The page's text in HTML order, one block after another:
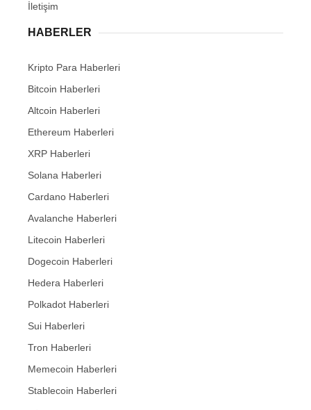
İletişim
HABERLER
Kripto Para Haberleri
Bitcoin Haberleri
Altcoin Haberleri
Ethereum Haberleri
XRP Haberleri
Solana Haberleri
Cardano Haberleri
Avalanche Haberleri
Litecoin Haberleri
Dogecoin Haberleri
Hedera Haberleri
Polkadot Haberleri
Sui Haberleri
Tron Haberleri
Memecoin Haberleri
Stablecoin Haberleri